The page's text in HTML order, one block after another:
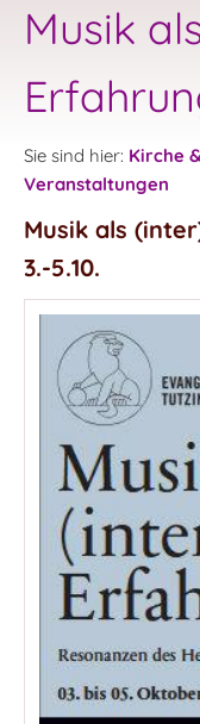
Musik
Sie sind hier: Kirche
Veranstaltungen
Musik als
3.-5.10.